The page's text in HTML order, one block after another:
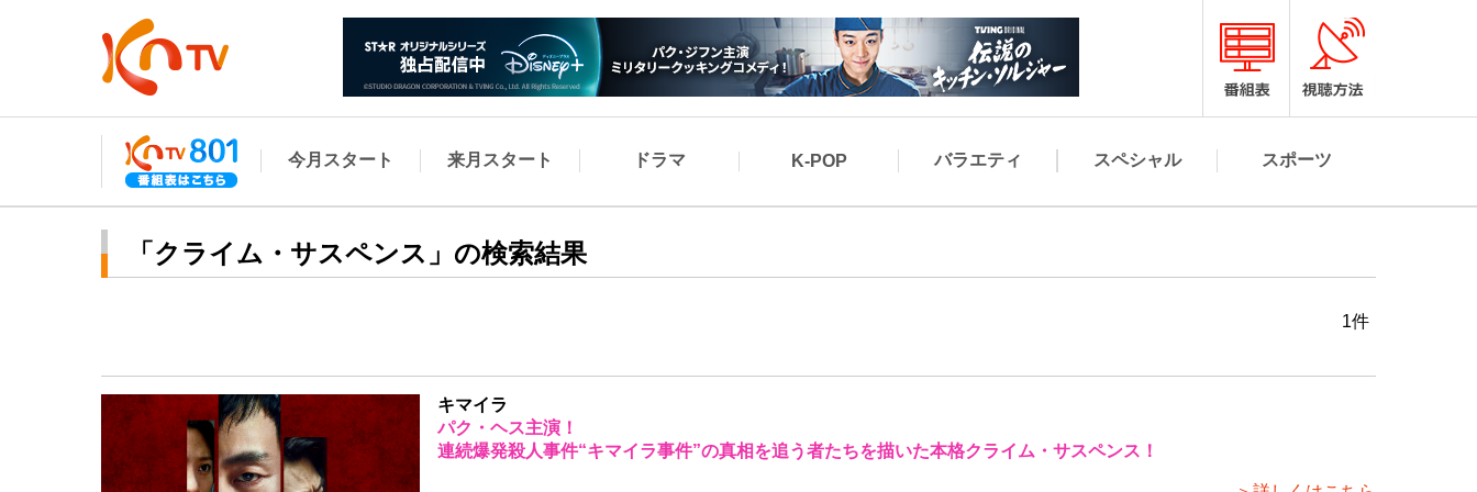
今月スタート 来月スタート ドラマ K-POP バラエティ スペシャル スポーツ
「クライム・サスペンス」の検索結果
1件
キマイラ
パク・ヘス主演！
連続爆発殺人事件“キマイラ事件”の真相を追う者たちを描いた本格クライム・サスペンス！